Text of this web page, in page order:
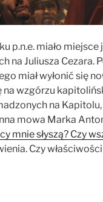
p.n.e. miało
na Juliusza
miał wyłonić się
na wzgórzu
na
mowa Marka
mnie słyszą? Czy
Czy